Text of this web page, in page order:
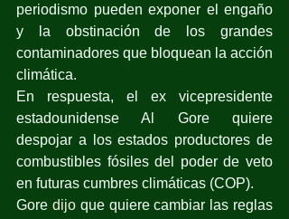
periodismo pueden exponer el engaño
y la obstinación de los grandes
contaminadores que bloquean la acción
climática.
En respuesta, el ex vicepresidente
estadounidense Al Gore quiere
despojar a los estados productores de
combustibles fósiles del poder de veto
en futuras cumbres climáticas (COP).
Gore dijo que quiere cambiar las reglas